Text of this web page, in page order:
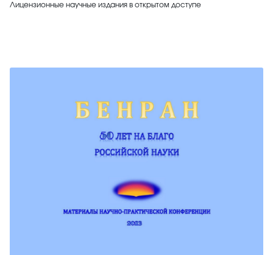
Лицензионные научные издания в открытом доступе